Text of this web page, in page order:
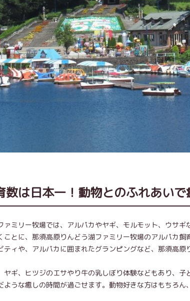
数は日本一！動物とのふれあい
ァミリー牧場では、アルパカやヤギ、モルモット、ウサ
ことに、那須高原りんどう湖ファミリー牧場のアルパカ
ティや、アルパカに囲まれたグランピングなど、那須高原
ヤギ、ヒツジのエサやり牛の乳しぼり体験などもあり、
ような癒しの時間が過ごせます。動物好きな方はもちろん